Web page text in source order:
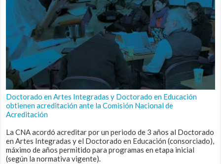
Doctorado en Artes Integradas y Doctorado en Educación
obtienen acreditación ante la Comisión Nacional de
Acreditación
La CNA acordó acreditar por un periodo de 3 años al Doctorado
en Artes Integradas y el Doctorado en Educación (consorciado),
máximo de años permitido para programas en etapa inicial
(según la normativa vigente).